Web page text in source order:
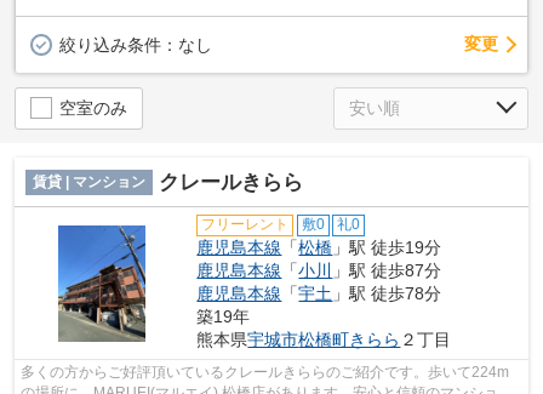
絞り込み条件： なし 変更
空室のみ
賃貸 | マンション クレールきらら
フリーレント 敷0 礼0
鹿児島本線 「松橋 」駅 徒歩19分
鹿児島本線 「小川
」駅 徒歩87分
鹿児島本線 「宇土 」駅 徒歩78分
築19年
熊本県宇城市松橋町きらら ２丁目
多くの方からご好評頂いているクレールきららのご紹介です。歩いて224m